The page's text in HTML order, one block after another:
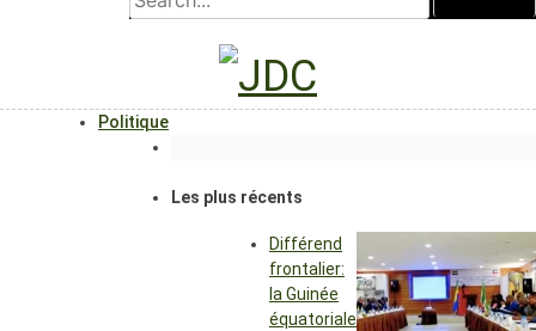
Politique
Les plus récents
Différend
frontalier:
la Guinée
équatoriale